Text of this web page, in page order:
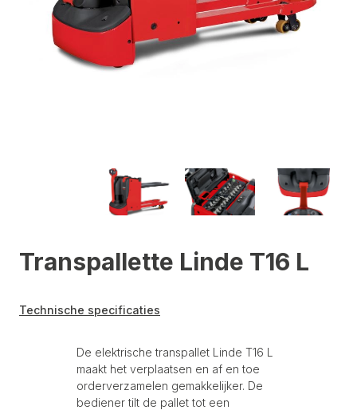
Transpallette Linde T16 L
Technische specificaties
De elektrische transpallet Linde T16 L
maakt het verplaatsen en af en toe
orderverzamelen gemakkelijker. De
bediener tilt de pallet tot een